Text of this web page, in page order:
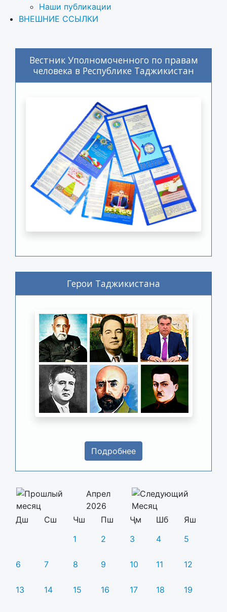
Наши публикации
ВНЕШНИЕ ССЫЛКИ
Вестник Уполномоченного по правам
человека в Республике Таджикистан
Герои Таджикистана
Подробнее
Апрел
2026
Дш
Сш Чш Пш Ҷм Шб
Яш
1
2 3 4 5
6 7 8 9 10 11 12
13 14 15 16 17 18 19